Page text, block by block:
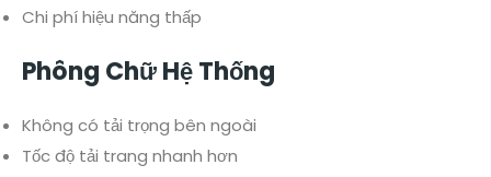
Chi phí hiệu năng thấp
Phông Chữ Hệ Thống
Không có tải trọng bên ngoài
Tốc độ tải trang nhanh hơn